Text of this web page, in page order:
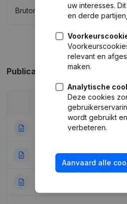
Brutomarge
Publicaties van Pw Invest
05-12-2016
11-07-2016
uw interesses.
en derde
relevant en
maken.
Analytische
Deze cookies
wordt gebruikt
verbeteren.
Aanvaard alle